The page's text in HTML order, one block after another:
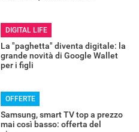
DIGITAL LIFE
La "paghetta" diventa digitale: la
grande novità di Google Wallet
per i figli
OFFERTE
Samsung, smart TV top a prezzo
mai così basso: offerta del